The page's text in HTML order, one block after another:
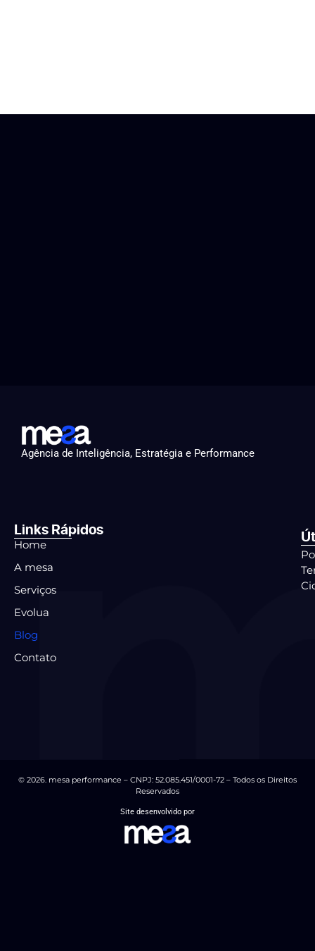
Agência de Inteligência, Estratégia e Performance
Links Rápidos
Home
A mesa
Serviços
Evolua
Blog
Contato
© 2026. mesa performance – CNPJ: 52.085.451/0001-72 – Todos os Direitos
Reservados
Site desenvolvido por